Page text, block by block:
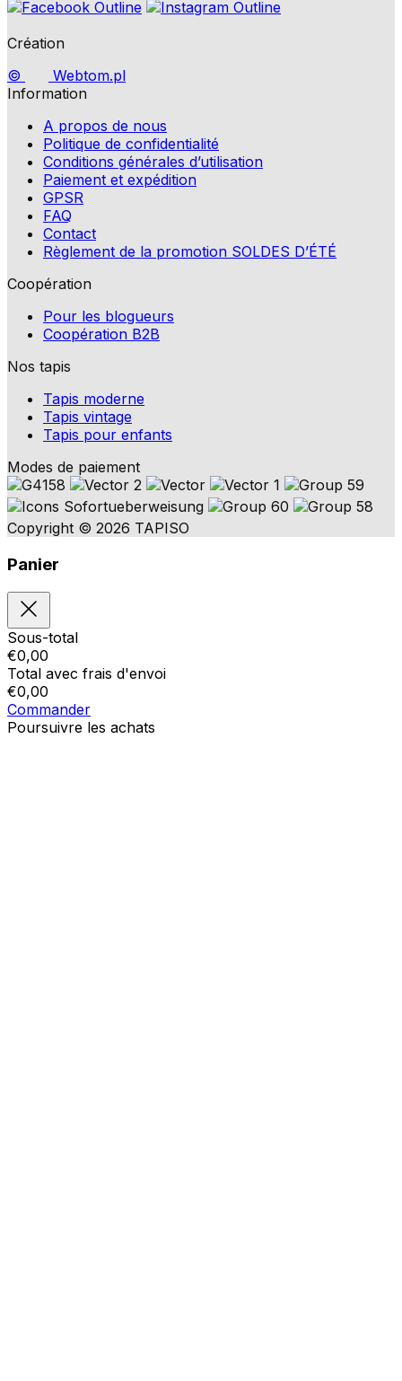
Création
©
Webtom.pl
Information
A propos de nous
Politique de confidentialité
Conditions générales d’utilisation
Paiement et expédition
GPSR
FAQ
Contact
Règlement de la promotion SOLDES D’ÉTÉ
Coopération
Pour les blogueurs
Coopération B2B
Nos tapis
Tapis moderne
Tapis vintage
Tapis pour enfants
Modes de paiement
Copyright © 2026 TAPISO
Panier
Sous-total
€0,00
Total avec frais d'envoi
€0,00
Commander
Poursuivre les achats